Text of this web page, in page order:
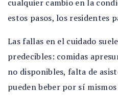
cualquier cambio en la
estos pasos, los residentes
Las fallas en el cuidado
predecibles: comidas
no disponibles, falta de
pueden beber por sí